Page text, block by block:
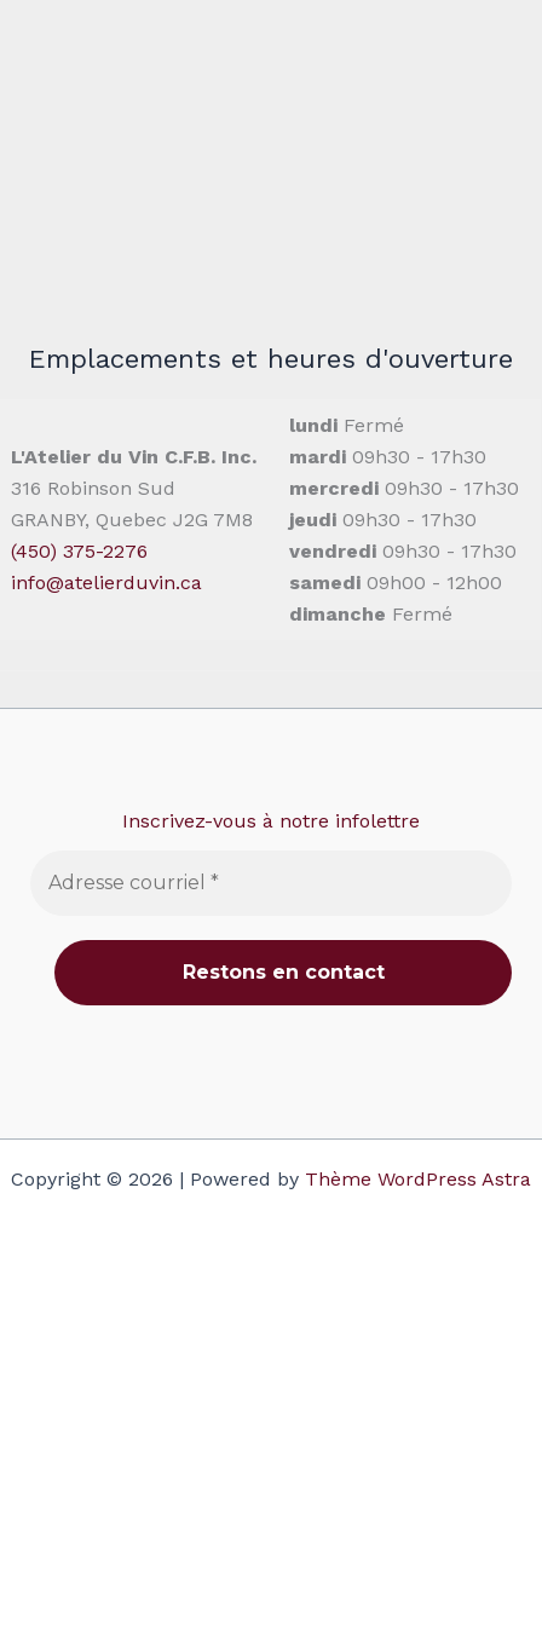
Emplacements et heures d'ouverture
L'Atelier du Vin C.F.B. Inc.
316 Robinson Sud
GRANBY, Quebec J2G 7M8
(450) 375-2276
info@atelierduvin.ca
lundi Fermé
mardi 09h30 - 17h30
mercredi 09h30 - 17h30
jeudi 09h30 - 17h30
vendredi 09h30 - 17h30
samedi 09h00 - 12h00
dimanche Fermé
Inscrivez-vous à notre infolettre
Copyright © 2026 | Powered by Thème WordPress Astra